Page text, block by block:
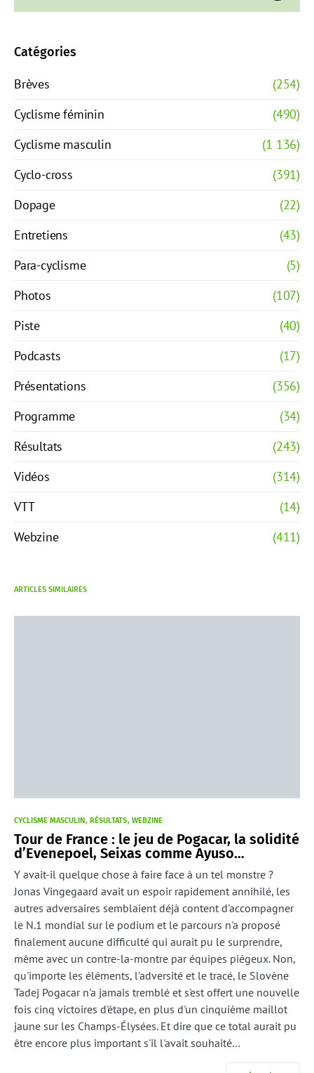
Catégories
Brèves
(254)
Cyclisme féminin
(490)
Cyclisme masculin
(1 136)
Cyclo-cross
(391)
Dopage
(22)
Entretiens
(43)
Para-cyclisme
(5)
Photos
(107)
Piste
(40)
Podcasts
(17)
Présentations
(356)
Programme
(34)
Résultats
(243)
Vidéos
(314)
VTT
(14)
Webzine
(411)
ARTICLES SIMILAIRES
CYCLISME MASCULIN RÉSULTATS WEBZINE
Tour de France : le jeu de Pogacar, la solidité
d’Evenepoel, Seixas comme Ayuso…
Y avait-il quelque chose à faire face à un tel monstre ?
Jonas Vingegaard avait un espoir rapidement annihilé, les
autres adversaires semblaient déjà content d'accompagner
le N.1 mondial sur le podium et le parcours n'a proposé
finalement aucune difficulté qui aurait pu le surprendre,
même avec un contre-la-montre par équipes piégeux. Non,
qu'importe les éléments, l'adversité et le tracé, le Slovène
Tadej Pogacar n'a jamais tremblé et s'est offert une nouvelle
fois cinq victoires d'étape, en plus d'un cinquième maillot
jaune sur les Champs-Élysées. Et dire que ce total aurait pu
être encore plus important s'il l'avait souhaité…